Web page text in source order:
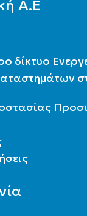
Α.Ε
δίκτυο